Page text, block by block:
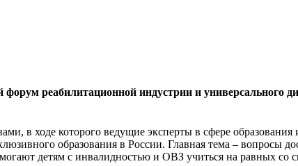
реабилитационной индустрии и универсального
в ходе которого ведущие эксперты в сфере
образования в России. Главная тема – вопросы
детям с инвалидностью и ОВЗ учиться на равных со